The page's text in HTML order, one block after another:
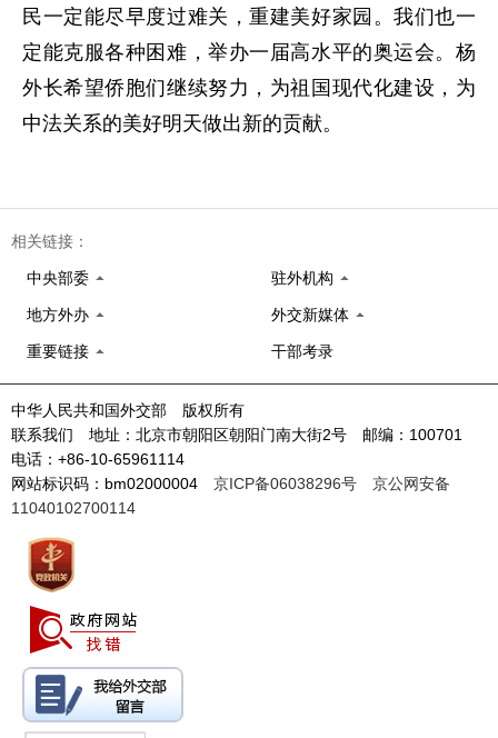
民一定能尽早度过难关，重建美好家园。我们也一
定能克服各种困难，举办一届高水平的奥运会。杨
外长希望侨胞们继续努力，为祖国现代化建设，为
中法关系的美好明天做出新的贡献。
相关链接：
中央部委 驻外机构
地方外办 外交新媒体
重要链接 干部考录
中华人民共和国外交部 版权所有
联系我们 地址：北京市朝阳区朝阳门南大街2号 邮编：100701
电话：+86-10-65961114
网站标识码：bm02000004 京ICP备06038296号
京公网安备
11040102700114